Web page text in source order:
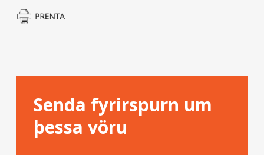
Senda fyrirspurn um
þessa vöru